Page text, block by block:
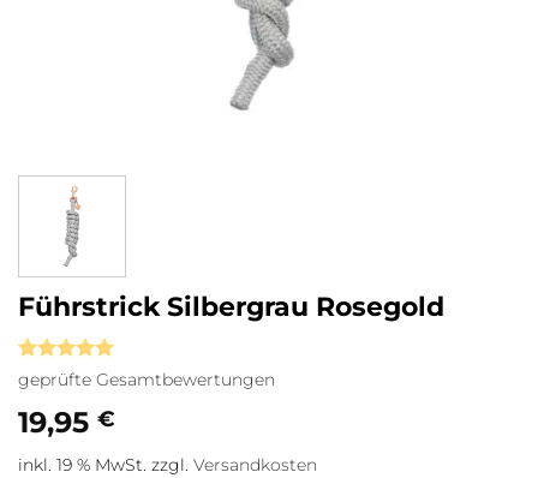
Führstrick Silbergrau Rosegold
Bewertet
mit
5, basierend
auf
1
geprüfte Gesamtbewertungen
19,95 €
inkl. 19 % MwSt. zzgl. Versandkosten